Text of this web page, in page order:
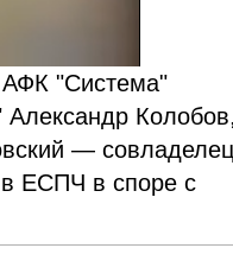
АФК "Система"
Александр Колобов,
— совладелец
ЕСПЧ в споре с